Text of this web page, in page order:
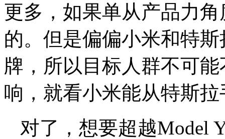
更多，如果单从产品力
的。但是偏偏小米和特
牌，所以目标人群不可
响，就看小米能从特斯
对了，想要超越Model